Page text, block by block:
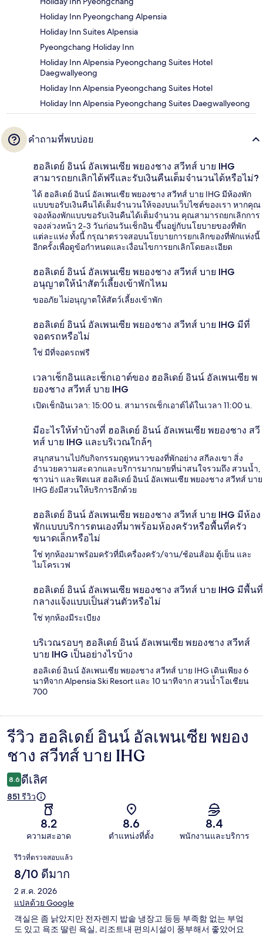
Holiday Inn Pyeongchang Alpensia
Holiday Inn Suites Alpensia
Pyeongchang Holiday Inn
Holiday Inn Alpensia Pyeongchang Suites Hotel
Daegwallyeong
Holiday Inn Alpensia Pyeongchang Suites Hotel
Holiday Inn Alpensia Pyeongchang Suites Daegwallyeong
คำถามที่พบบ่อย
ฮอลิเดย์ อินน์ อัลเพนเซีย พยองชาง สวีทส์ บาย IHG
สามารถยกเลิกได้ฟรีและรับเงินคืนเต็มจำนวนได้หรือไม่?
ได้ ฮอลิเดย์ อินน์ อัลเพนเซีย พยองชาง สวีทส์ บาย IHG มีห้องพัก
แบบขอรับเงินคืนได้เต็มจำนวนให้จองบนเว็บไซต์ของเรา หากคุณ
จองห้องพักแบบขอรับเงินคืนได้เต็มจำนวน คุณสามารถยกเลิกการ
จองล่วงหน้า 2-3 วันก่อนวันเช็กอิน ขึ้นอยู่กับนโยบายของที่พัก
แต่ละแห่ง ทั้งนี้ กรุณาตรวจสอบนโยบายการยกเลิกของที่พักแห่งนี้
อีกครั้งเพื่อดูข้อกำหนดและเงื่อนไขการยกเลิกโดยละเอียด
ฮอลิเดย์ อินน์ อัลเพนเซีย พยองชาง สวีทส์ บาย IHG
อนุญาตให้นำสัตว์เลี้ยงเข้าพักไหม
ขออภัย ไม่อนุญาตให้สัตว์เลี้ยงเข้าพัก
ฮอลิเดย์ อินน์ อัลเพนเซีย พยองชาง สวีทส์ บาย IHG มีที่
จอดรถหรือไม่
ใช่ มีที่จอดรถฟรี
เวลาเช็กอินและเช็กเอาต์ของ ฮอลิเดย์ อินน์ อัลเพนเซีย พ
ยองชาง สวีทส์ บาย IHG
เปิดเช็กอินเวลา: 15:00 น. สามารถเช็กเอาต์ได้ในเวลา 11:00 น.
มีอะไรให้ทำบ้างที่ ฮอลิเดย์ อินน์ อัลเพนเซีย พยองชาง สวี
ทส์ บาย IHG และบริเวณใกล้ๆ
สนุกสนานไปกับกิจกรรมฤดูหนาวของที่พักอย่าง สกีลงเขา สิ่ง
อำนวยความสะดวกและบริการมากมายที่น่าสนใจรวมถึง สวนน้ำ,
ซาวน่า และฟิตเนส ฮอลิเดย์ อินน์ อัลเพนเซีย พยองชาง สวีทส์ บาย
IHG ยังมีสวนให้บริการอีกด้วย
ฮอลิเดย์ อินน์ อัลเพนเซีย พยองชาง สวีทส์ บาย IHG มีห้อง
พักแบบบริการตนเองที่มาพร้อมห้องครัวหรือพื้นที่ครัว
ขนาดเล็กหรือไม่
ใช่ ทุกห้องมาพร้อมครัวที่มีเครื่องครัว/จาน/ช้อนส้อม ตู้เย็น และ
ไมโครเวฟ
ฮอลิเดย์ อินน์ อัลเพนเซีย พยองชาง สวีทส์ บาย IHG มีพื้นที่
กลางแจ้งแบบเป็นส่วนตัวหรือไม่
ใช่ ทุกห้องมีระเบียง
บริเวณรอบๆ ฮอลิเดย์ อินน์ อัลเพนเซีย พยองชาง สวีทส์
บาย IHG เป็นอย่างไรบ้าง
ฮอลิเดย์ อินน์ อัลเพนเซีย พยองชาง สวีทส์ บาย IHG เดินเพียง 6
นาทีจาก Alpensia Ski Resort และ 10 นาทีจาก สวนน้ำโอเชียน
700
รีวิว
รีวิว ฮอลิเดย์ อินน์ อัลเพนเซีย พยอง
ชาง สวีทส์ บาย IHG
8.6 ดีเลิศ
851 รีวิว
8.2
ความสะอาด
8.6
ตำแหน่งที่ตั้ง
8.4
พนักงานและบริการ
รีวิว
รีวิวที่ตรวจสอบแล้ว
8/10 ดีมาก
2 ส.ค. 2026
แปลด้วย Google
객실은 좀 낡았지만 전자렌지 밥솥 냉장고 등등 부족함 없는 부엌
도 있고 욕조 딸린 욕실, 리조트내 편의시설이 풍부해서 좋았어요